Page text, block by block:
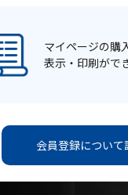
マイページの購
表示・印刷がで
会員登録について